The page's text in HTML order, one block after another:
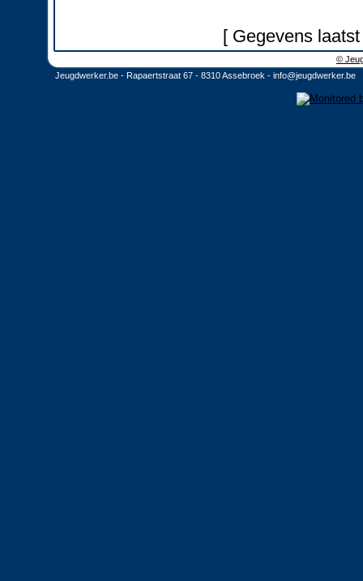
[ Gegevens
©
Jeugdwerker.be - Rapaertstraat 67 - 8310 Assebroek - info@jeugdwerker.be